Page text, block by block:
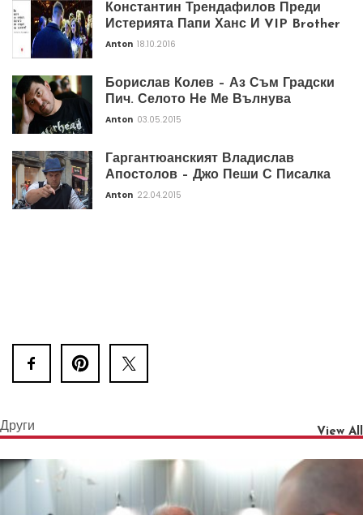
Константин Трендафилов Преди
Истерията Папи Ханс И VIP Brother
Anton 18.10.2016
Борислав Колев – Аз Съм Градски
Пич. Селото Не Ме Вълнува
Anton 03.05.2015
Гаргантюанският Владислав
Апостолов – Джо Пеши С Писалка
Anton 22.04.2015
Други View All